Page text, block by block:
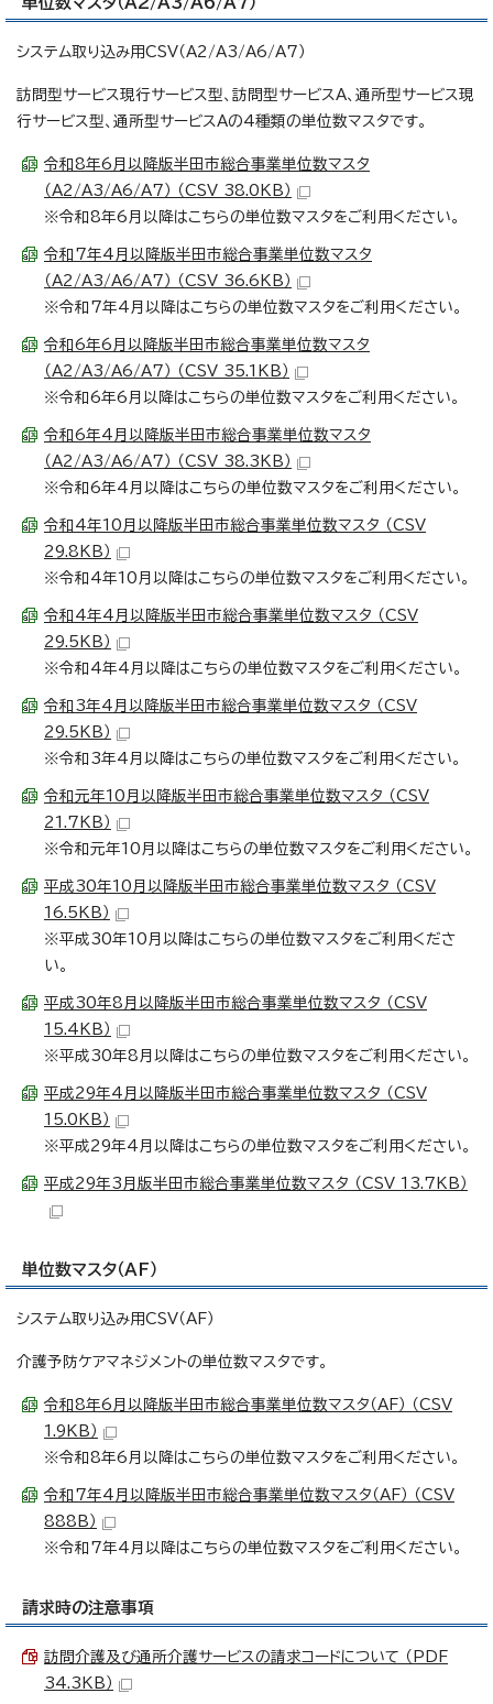
システム取り込み用CSV（A2/A3/A6/A7）
訪問型サービス現行サービス型、訪問型サービスA、通所型サービス現
行サービス型、通所型サービスAの4種類の単位数マスタです。
令和8年6月以降版半田市総合事業単位数マスタ
（A2/A3/A6/A7） （CSV 38.0KB）
※令和8年6月以降はこちらの単位数マスタをご利用ください。
令和7年4月以降版半田市総合事業単位数マスタ
（A2/A3/A6/A7） （CSV 36.6KB）
※令和7年4月以降はこちらの単位数マスタをご利用ください。
令和6年6月以降版半田市総合事業単位数マスタ
（A2/A3/A6/A7） （CSV 35.1KB）
※令和6年6月以降はこちらの単位数マスタをご利用ください。
令和6年4月以降版半田市総合事業単位数マスタ
（A2/A3/A6/A7） （CSV 38.3KB）
※令和6年4月以降はこちらの単位数マスタをご利用ください。
令和4年10月以降版半田市総合事業単位数マスタ （CSV
29.8KB）
※令和4年10月以降はこちらの単位数マスタをご利用ください。
令和4年4月以降版半田市総合事業単位数マスタ （CSV
29.5KB）
※令和4年4月以降はこちらの単位数マスタをご利用ください。
令和3年4月以降版半田市総合事業単位数マスタ （CSV
29.5KB）
※令和3年4月以降はこちらの単位数マスタをご利用ください。
令和元年10月以降版半田市総合事業単位数マスタ （CSV
21.7KB）
※令和元年10月以降はこちらの単位数マスタをご利用ください。
平成30年10月以降版半田市総合事業単位数マスタ （CSV
16.5KB）
※平成30年10月以降はこちらの単位数マスタをご利用くださ
い。
平成30年8月以降版半田市総合事業単位数マスタ （CSV
15.4KB）
※平成30年8月以降はこちらの単位数マスタをご利用ください。
平成29年4月以降版半田市総合事業単位数マスタ （CSV
15.0KB）
※平成29年4月以降はこちらの単位数マスタをご利用ください。
平成29年3月版半田市総合事業単位数マスタ （CSV 13.7KB）
単位数マスタ（AF）
システム取り込み用CSV（AF）
介護予防ケアマネジメントの単位数マスタです。
令和8年6月以降版半田市総合事業単位数マスタ（AF） （CSV
1.9KB）
※令和8年6月以降はこちらの単位数マスタをご利用ください。
令和7年4月以降版半田市総合事業単位数マスタ（AF） （CSV
888B）
※令和7年4月以降はこちらの単位数マスタをご利用ください。
請求時の注意事項
訪問介護及び通所介護サービスの請求コードについて （PDF
34.3KB）